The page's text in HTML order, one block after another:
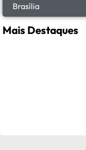
Brasília
Mais Destaques